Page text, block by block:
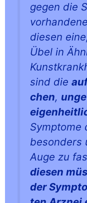
gegen die
die­sen
Übel in
sind die
chen,
Sym­pto­me
beson­ders
Auge zu
die­sen
der